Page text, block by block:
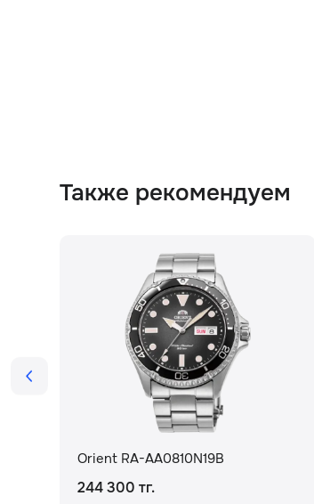
Также рекомендуем
Orient RA-AA0810N19B
244 300 тг.